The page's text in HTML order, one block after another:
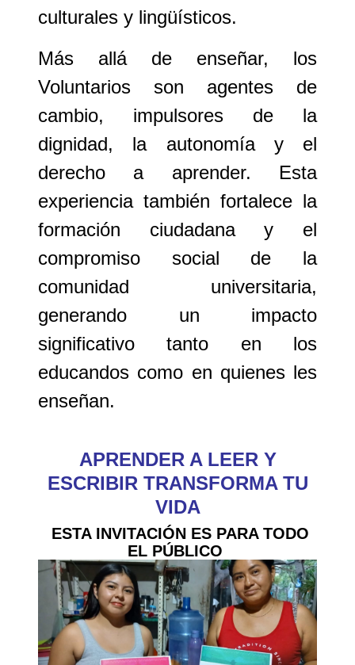
culturales y lingüísticos.
Más allá de enseñar, los
Voluntarios son agentes de
cambio, impulsores de la
dignidad, la autonomía y el
derecho a aprender. Esta
experiencia también fortalece la
formación ciudadana y el
compromiso social de la
comunidad universitaria,
generando un impacto
significativo tanto en los
educandos como en quienes les
enseñan.
APRENDER A LEER Y
ESCRIBIR TRANSFORMA TU
VIDA
ESTA INVITACIÓN ES PARA TODO
EL PÚBLICO